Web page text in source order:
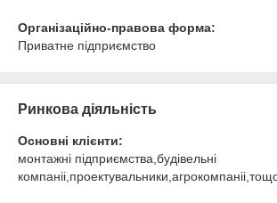
Організаційно-правова форма:
Приватне підприємство
Ринкова діяльність
Основні клієнти:
монтажні підприємства,будівельні